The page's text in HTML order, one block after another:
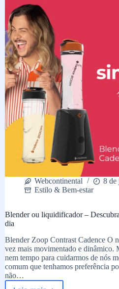
você!
Webcontinental
8 de
Estilo & Bem-estar
Blender ou liquidificador –
dia
Blender Zoop Contrast Cadence O
vez mais movimentado e dinâmico.
nem tempo para cuidarmos de nós
comum que tenhamos preferência
não…